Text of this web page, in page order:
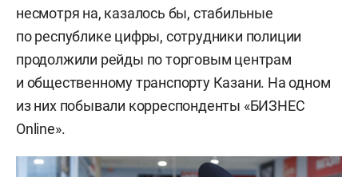
несмотря на, казалось бы, стабильные
по республике цифры, сотрудники полиции
продолжили рейды по торговым центрам
и общественному транспорту Казани. На одном
из них побывали корреспонденты «БИЗНЕС
Online».